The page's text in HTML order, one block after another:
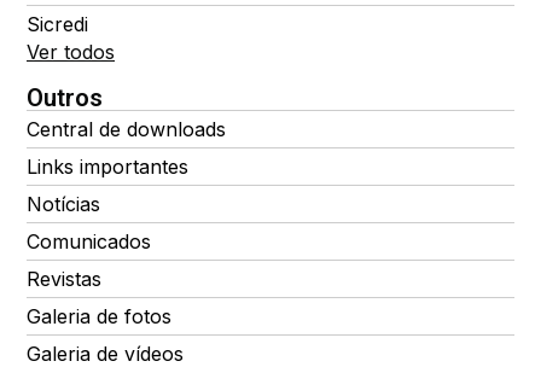
Sicredi
Ver todos
Outros
Central de downloads
Links importantes
Notícias
Comunicados
Revistas
Galeria de fotos
Galeria de vídeos